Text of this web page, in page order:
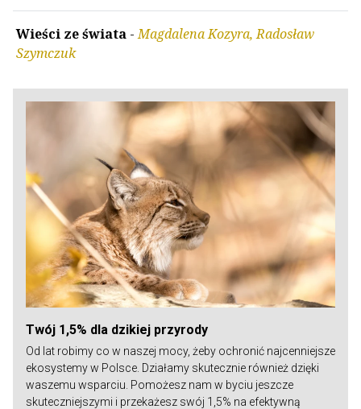
Wieści ze świata -Magdalena Kozyra, Radosław
Szymczuk
Twój 1,5% dla dzikiej przyrody
Od lat robimy co w naszej mocy, żeby ochronić najcenniejsze
ekosystemy w Polsce. Działamy skutecznie również dzięki
waszemu wsparciu. Pomożesz nam w byciu jeszcze
skuteczniejszymi i przekażesz swój 1,5% na efektywną